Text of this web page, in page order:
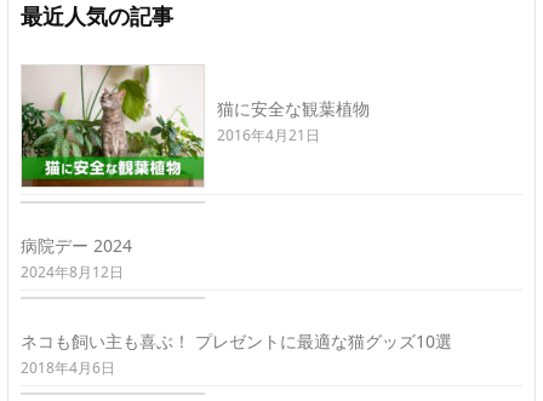
最近人気の記事
猫に安全な観葉植物
2016年4月21日
病院デー 2024
2024年8月12日
ネコも飼い主も喜ぶ！ プレゼントに最適な猫グッズ10選
2018年4月6日